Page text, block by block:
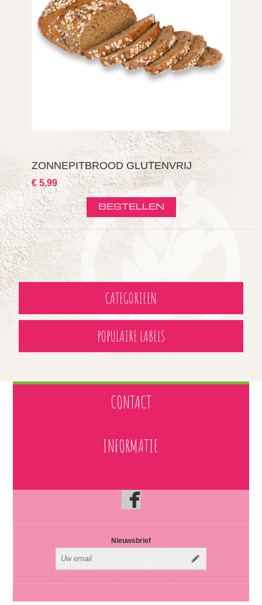
ZONNEPITBROOD GLUTENVRIJ
€ 5,99
CATEGORIEEN
POPULAIRE LABELS
CONTACT
INFORMATIE
Nieuwsbrief